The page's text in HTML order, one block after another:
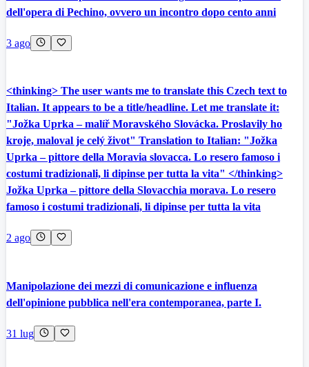
dell'opera di Pechino, ovvero un incontro dopo cento anni
3 ago
<thinking> The user wants me to translate this Czech text to
Italian. It appears to be a title/headline. Let me translate it:
"Jožka Uprka – malíř Moravského Slovácka. Proslavily ho
kroje, maloval je celý život" Translation to Italian: "Jožka
Uprka – pittore della Moravia slovacca. Lo resero famoso i
costumi tradizionali, li dipinse per tutta la vita" </thinking>
Jožka Uprka – pittore della Slovacchia morava. Lo resero
famoso i costumi tradizionali, li dipinse per tutta la vita
2 ago
Manipolazione dei mezzi di comunicazione e influenza
dell'opinione pubblica nell'era contemporanea, parte I.
31 lug